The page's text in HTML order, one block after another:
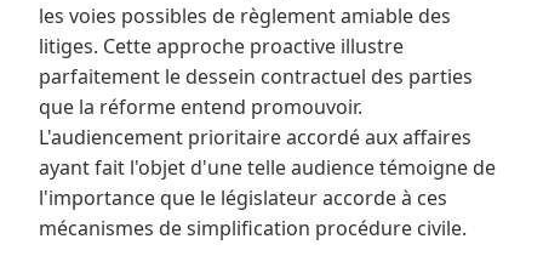
les voies possibles de règlement amiable des
litiges. Cette approche proactive illustre
parfaitement le dessein contractuel des parties
que la réforme entend promouvoir.
L'audiencement prioritaire accordé aux affaires
ayant fait l'objet d'une telle audience témoigne de
l'importance que le législateur accorde à ces
mécanismes de simplification procédure civile.